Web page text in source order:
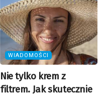
WIADOMOŚCI
Nie tylko krem z
filtrem. Jak skutecznie